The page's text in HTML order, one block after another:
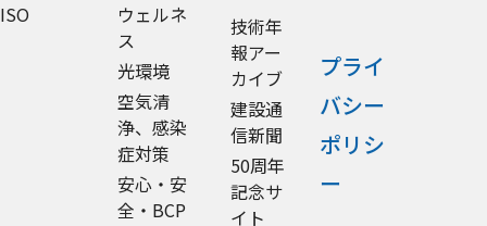
ISO
ウェルネ
ス
光環境
空気清
浄、感染
症対策
安心・安
全・BCP
技術年
報アー
カイブ
建設通
信新聞
50周年
記念サ
イト
プライ
バシー
ポリシ
ー